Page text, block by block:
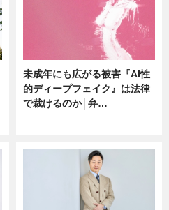
未成年にも広がる被害『AI性
的ディープフェイク』は法律
で裁けるのか│弁…